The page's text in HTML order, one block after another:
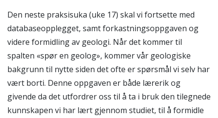
Den neste praksisuka (uke 17) skal vi fortsette med
databaseopplegget, samt forkastningsoppgaven og
videre formidling av geologi. Når det kommer til
spalten «spør en geolog», kommer vår geologiske
bakgrunn til nytte siden det ofte er spørsmål vi selv har
vært borti. Denne oppgaven er både lærerik og
givende da det utfordrer oss til å ta i bruk den tilegnede
kunnskapen vi har lært gjennom studiet, til å formidle